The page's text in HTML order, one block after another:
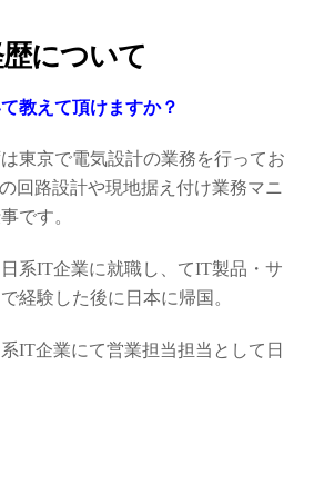
について
教えて頂けますか？
東京で電気設計の業務を行ってお
回路設計や現地据え付け業務マニ
です。
系IT企業に就職し、てIT製品・サ
経験した後に日本に帰国。
IT企業にて営業担当担当として日